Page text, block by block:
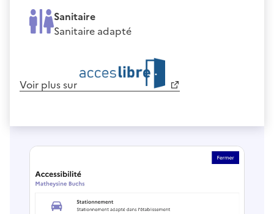
Sanitaire
Sanitaire adapté
Voir plus sur